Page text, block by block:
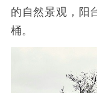
的自然景观，阳
桶。